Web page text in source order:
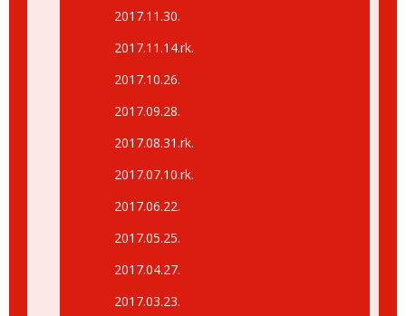
2017.11.30.
2017.11.14.rk.
2017.10.26.
2017.09.28.
2017.08.31.rk.
2017.07.10.rk.
2017.06.22.
2017.05.25.
2017.04.27.
2017.03.23.